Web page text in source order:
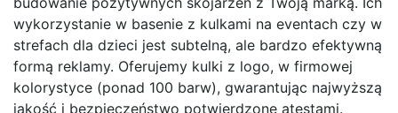
wykorzystanie w basenie z kulkami na eventach czy w
strefach dla dzieci jest subtelną, ale bardzo efektywną
formą reklamy. Oferujemy kulki z logo, w firmowej
kolorystyce (ponad 100 barw), gwarantując najwyższą
jakość i bezpieczeństwo potwierdzone atestami.